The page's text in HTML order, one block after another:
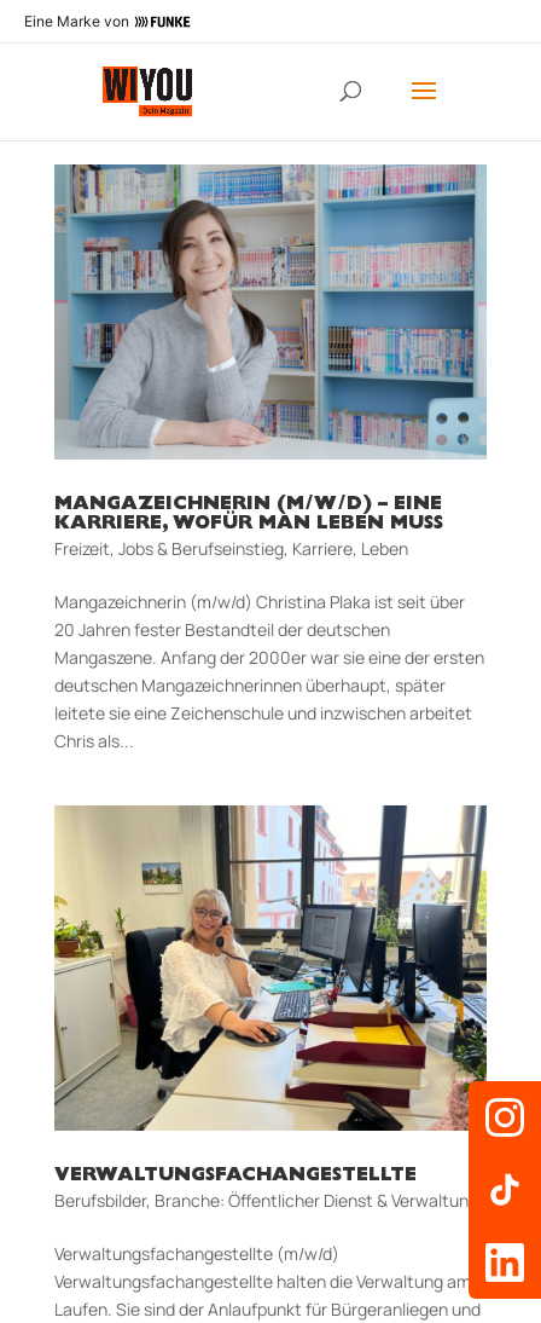
Eine Marke von
MANGAZEICHNERIN (M/W/D) – EINE
KARRIERE, WOFÜR MAN LEBEN MUSS
Freizeit, Jobs & Berufseinstieg, Karriere, Leben
Mangazeichnerin (m/w/d) Christina Plaka ist seit über
20 Jahren fester Bestandteil der deutschen
Mangaszene. Anfang der 2000er war sie eine der ersten
deutschen Mangazeichnerinnen überhaupt, später
leitete sie eine Zeichenschule und inzwischen arbeitet
Chris als...
VERWALTUNGSFACHANGESTELLTE
Berufsbilder, Branche: Öffentlicher Dienst & Verwaltung
Verwaltungsfachangestellte (m/w/d)
Verwaltungsfachangestellte halten die Verwaltung am
Laufen. Sie sind der Anlaufpunkt für Bürgeranliegen und